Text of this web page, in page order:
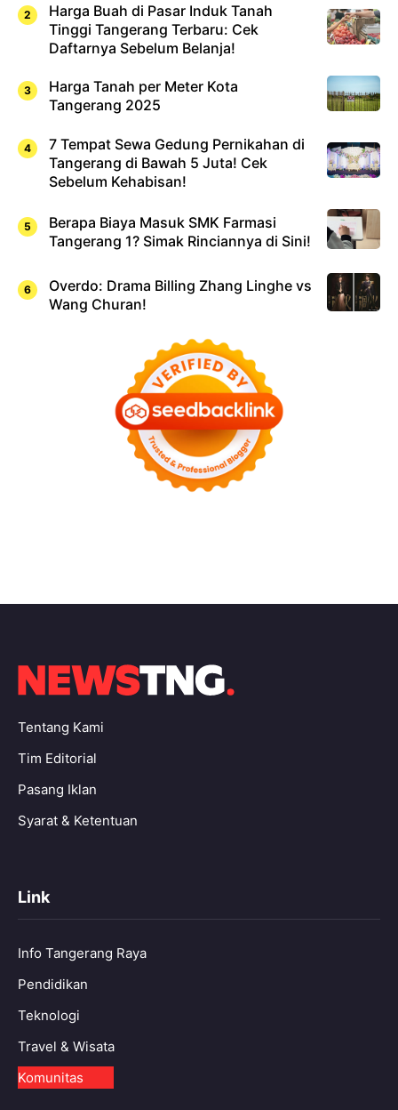
Harga Buah di Pasar Induk Tanah
Tinggi Tangerang Terbaru: Cek
Daftarnya Sebelum Belanja!
Harga Tanah per Meter Kota
Tangerang 2025
7 Tempat Sewa Gedung Pernikahan di
Tangerang di Bawah 5 Juta! Cek
Sebelum Kehabisan!
Berapa Biaya Masuk SMK Farmasi
Tangerang 1? Simak Rinciannya di Sini!
Overdo: Drama Billing Zhang Linghe vs
Wang Churan!
Tentang Kami
Tim Editorial
Pasang Iklan
Syarat & Ketentuan
Link
Info Tangerang Raya
Pendidikan
Teknologi
Travel & Wisata
Komunitas